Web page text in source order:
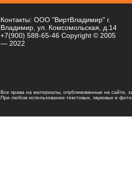
Контакты: ООО "ВиртВладимир" г.
Владимир, ул. Комсомольская, д.14
+7(900) 588-65-46 Copyright © 2005
— 2022
Все права на материалы, опубликованные на сайте,
При любом использовании текстовых, звуковых и